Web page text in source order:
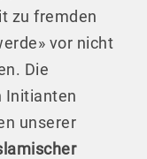
zu fremden
vor nicht
Die
Initianten
unserer